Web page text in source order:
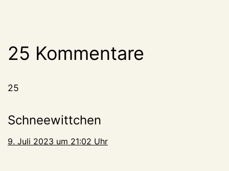
25 Kommentare
25
Schneewittchen
9. Juli 2023 um 21:02 Uhr